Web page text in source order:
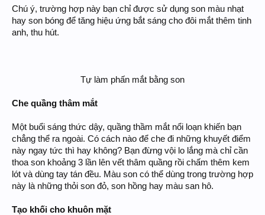
Chú ý, trường hợp này bạn chỉ được sử dụng son màu nhạt
hay son bóng để tăng hiệu ứng bắt sáng cho đôi mắt thêm tinh
anh, thu hút.
Tự làm phấn mắt bằng son​
Che quầng thâm mắt
Một buổi sáng thức dậy, quầng thầm mắt nổi loạn khiến bạn
chẳng thể ra ngoài. Có cách nào để che đi những khuyết điểm
này ngay tức thì hay không? Bạn đừng vội lo lắng mà chỉ cần
thoa son khoảng 3 lần lên vết thâm quầng rồi chấm thêm kem
lót và dùng tay tán đều. Màu son có thể dùng trong trường hợp
này là những thỏi son đỏ, son hồng hay màu san hô.
Tạo khối cho khuôn mặt